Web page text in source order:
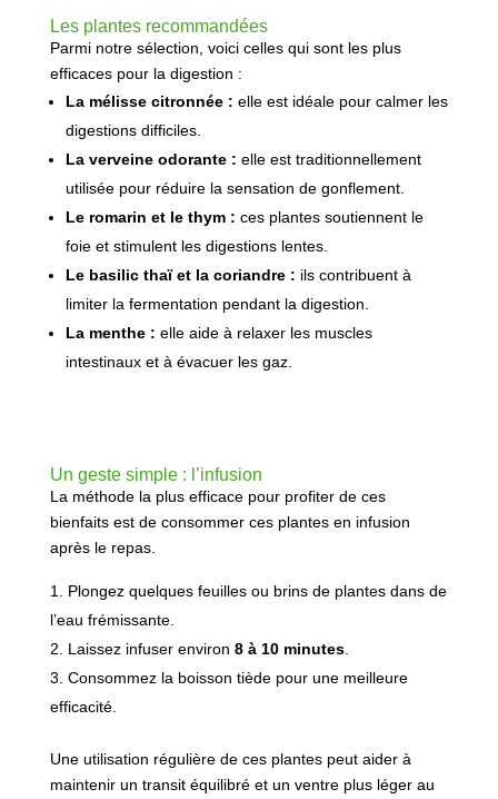
Les plantes recommandées
Parmi notre sélection, voici celles qui sont les plus
efficaces pour la digestion :
La mélisse citronnée : elle est idéale pour calmer les
digestions difficiles.
La verveine odorante : elle est traditionnellement
utilisée pour réduire la sensation de gonflement.
Le romarin et le thym : ces plantes soutiennent le
foie et stimulent les digestions lentes.
Le basilic thaï et la coriandre : ils contribuent à
limiter la fermentation pendant la digestion.
La menthe : elle aide à relaxer les muscles
intestinaux et à évacuer les gaz.
Un geste simple : l’infusion
La méthode la plus efficace pour profiter de ces
bienfaits est de consommer ces plantes en infusion
après le repas.
Plongez quelques feuilles ou brins de plantes dans de
l’eau frémissante.
Laissez infuser environ 8 à 10 minutes.
Consommez la boisson tiède pour une meilleure
efficacité.
Une utilisation régulière de ces plantes peut aider à
maintenir un transit équilibré et un ventre plus léger au